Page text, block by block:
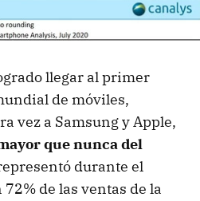
llegar al primer
de móviles,
vez a Samsung y Apple,
que nunca del
durante el
de las ventas de la